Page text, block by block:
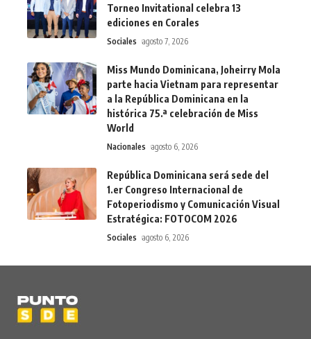
Torneo Invitational celebra 13
ediciones en Corales
Sociales agosto 7, 2026
Miss Mundo Dominicana, Joheirry Mola
parte hacia Vietnam para representar
a la República Dominicana en la
histórica 75.ª celebración de Miss
World
Nacionales agosto 6, 2026
República Dominicana será sede del
1.er Congreso Internacional de
Fotoperiodismo y Comunicación Visual
Estratégica: FOTOCOM 2026
Sociales agosto 6, 2026